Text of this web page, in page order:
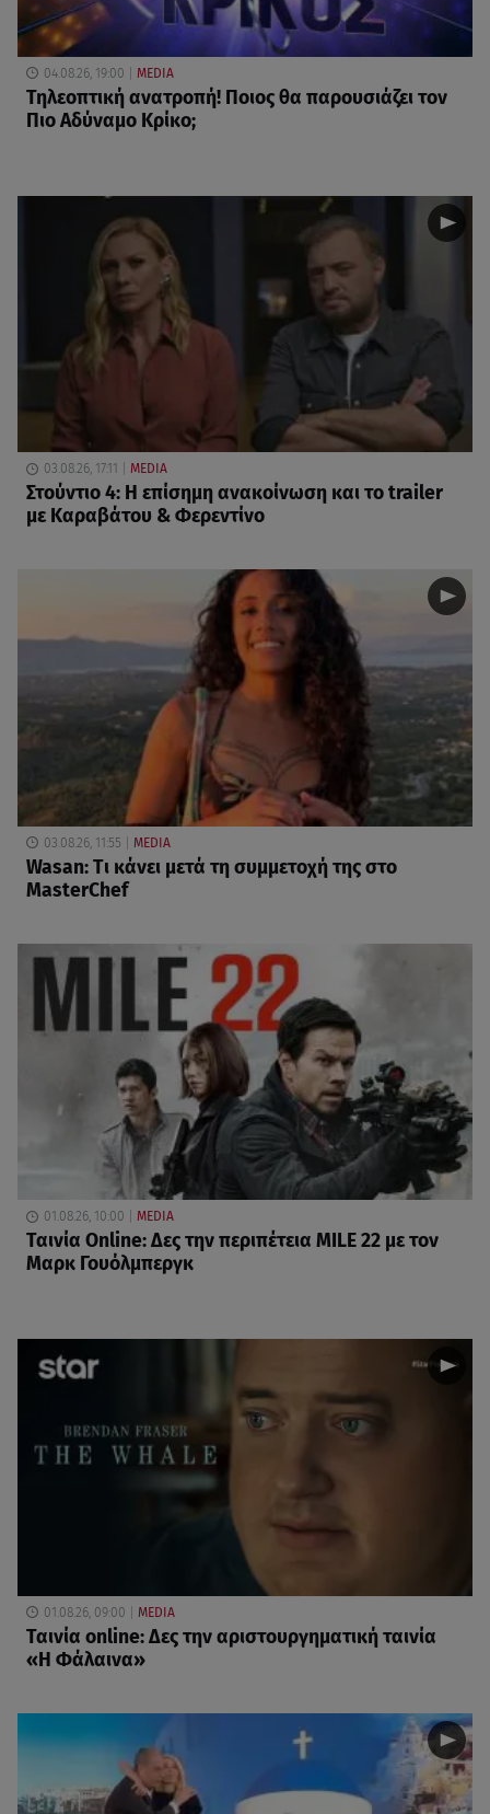
04.08.26, 19:00 MEDIA
Τηλεοπτική ανατροπή! Ποιος θα παρουσιάζει τον
Πιο Αδύναμο Κρίκο;
03.08.26, 17:11 MEDIA
Στούντιο 4: Η επίσημη ανακοίνωση και το trailer
με Καραβάτου & Φερεντίνο
03.08.26, 11:55 MEDIA
Wasan: Tι κάνει μετά τη συμμετοχή της στο
MasterChef
01.08.26, 10:00 MEDIA
Ταινία Online: Δες την περιπέτεια MILE 22 με τον
Μαρκ Γουόλμπεργκ
01.08.26, 09:00 MEDIA
Ταινία online: Δες την αριστουργηματική ταινία
«Η Φάλαινα»